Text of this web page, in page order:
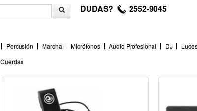
DUDAS? 2552-9045
Percusión Marcha Micrófonos Audio Profesional DJ
Cuerdas